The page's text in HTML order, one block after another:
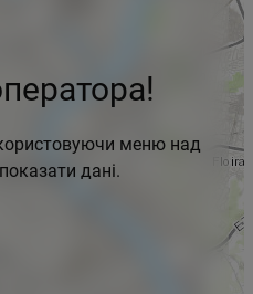
меню над
дані.